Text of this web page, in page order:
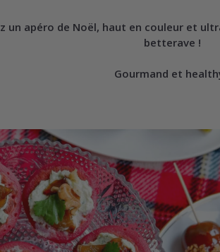
un apéro de Noël, haut en couleur et
betterave !
Gourmand et